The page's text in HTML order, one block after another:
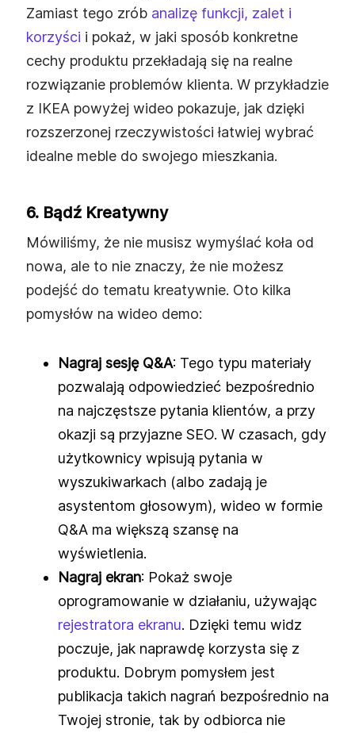
Zamiast tego zrób analizę funkcji, zalet i
korzyści i pokaż, w jaki sposób konkretne
cechy produktu przekładają się na realne
rozwiązanie problemów klienta. W przykładzie
z IKEA powyżej wideo pokazuje, jak dzięki
rozszerzonej rzeczywistości łatwiej wybrać
idealne meble do swojego mieszkania.
6. Bądź Kreatywny
Mówiliśmy, że nie musisz wymyślać koła od
nowa, ale to nie znaczy, że nie możesz
podejść do tematu kreatywnie. Oto kilka
pomysłów na wideo demo:
Nagraj sesję Q&A: Tego typu materiały
pozwalają odpowiedzieć bezpośrednio
na najczęstsze pytania klientów, a przy
okazji są przyjazne SEO. W czasach, gdy
użytkownicy wpisują pytania w
wyszukiwarkach (albo zadają je
asystentom głosowym), wideo w formie
Q&A ma większą szansę na
wyświetlenia.
Nagraj ekran: Pokaż swoje
oprogramowanie w działaniu, używając
rejestratora ekranu. Dzięki temu widz
poczuje, jak naprawdę korzysta się z
produktu. Dobrym pomysłem jest
publikacja takich nagrań bezpośrednio na
Twojej stronie, tak by odbiorca nie